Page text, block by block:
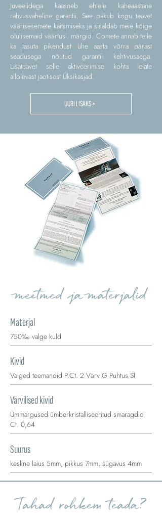
Juveelidega kaasneb ehtele kaheaastane
rahvusvaheline garantii. See pakub kogu teavet
väärisesemete kaitsmiseks ja sisaldab meie kõige
olulisemaid väärtusi. märgid. Comete annab teile
ka tasuta pikendust ühe aasta võrra pärast
seadusega nõutud garantii kehtivusaega.
Lisateavet selle aktiveerimise kohta leiate
allolevast jaotisest Üksikasjad.
UURI LISAKS >
meetmed ja materjalid
Materjal
750‰ valge kuld
Kivid
Valged teemandid P.Ct. 2 Värv G Puhtus SI
Värvilised kivid
Ümmargused ümberkristalliseeritud smaragdid
Ct. 0,64
Suurus
keskne laius 5mm, pikkus 7mm, sügavus 4mm
Tahad rohkem teada?